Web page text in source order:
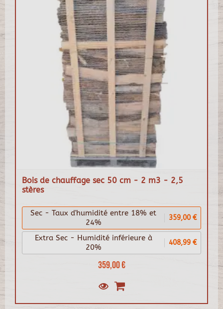
Bois de chauffage sec 50 cm - 2 m3 - 2,5
stères
359,00 €
Sec - Taux d'humidité entre 18% et
24%
359,00 €
Extra Sec - Humidité inférieure à
20%
408,99 €